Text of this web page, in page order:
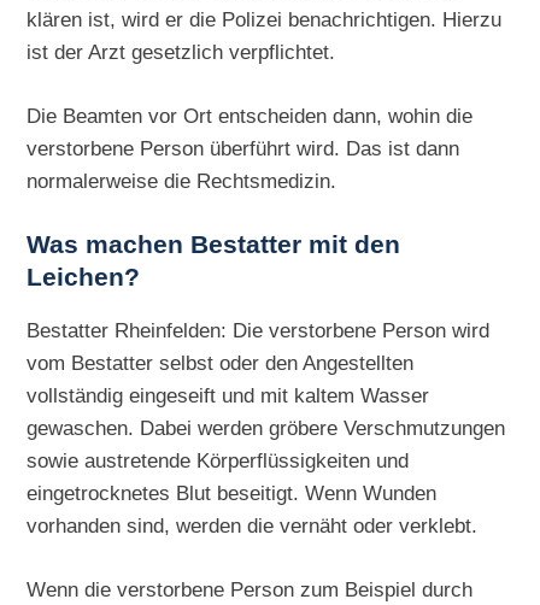
klären ist, wird er die Polizei benachrichtigen. Hierzu
ist der Arzt gesetzlich verpflichtet.
Die Beamten vor Ort entscheiden dann, wohin die
verstorbene Person überführt wird. Das ist dann
normalerweise die Rechtsmedizin.
Was machen Bestatter mit den
Leichen?
Bestatter Rheinfelden: Die verstorbene Person wird
vom Bestatter selbst oder den Angestellten
vollständig eingeseift und mit kaltem Wasser
gewaschen. Dabei werden gröbere Verschmutzungen
sowie austretende Körperflüssigkeiten und
eingetrocknetes Blut beseitigt. Wenn Wunden
vorhanden sind, werden die vernäht oder verklebt.
Wenn die verstorbene Person zum Beispiel durch